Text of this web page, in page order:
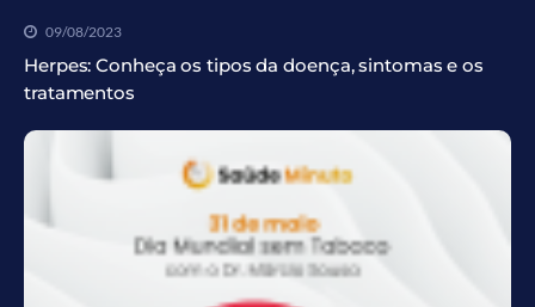
09/08/2023
Herpes: Conheça os tipos da doença, sintomas e os
tratamentos